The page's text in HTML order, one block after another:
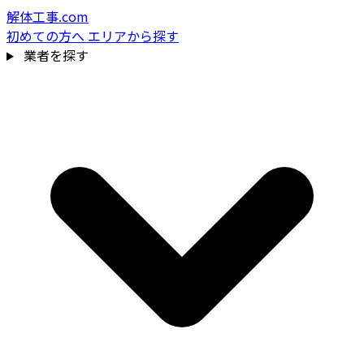
解体工事.com
初めての方へ エリアから探す
業者を探す